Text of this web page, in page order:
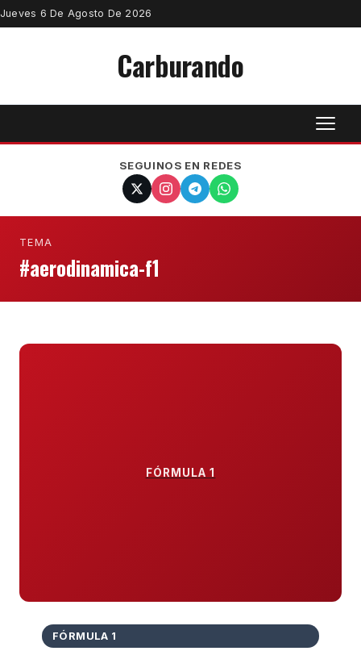
Jueves 6 De Agosto De 2026
Carburando
SEGUINOS EN REDES
TEMA
#aerodinamica-f1
FÓRMULA 1
FÓRMULA 1